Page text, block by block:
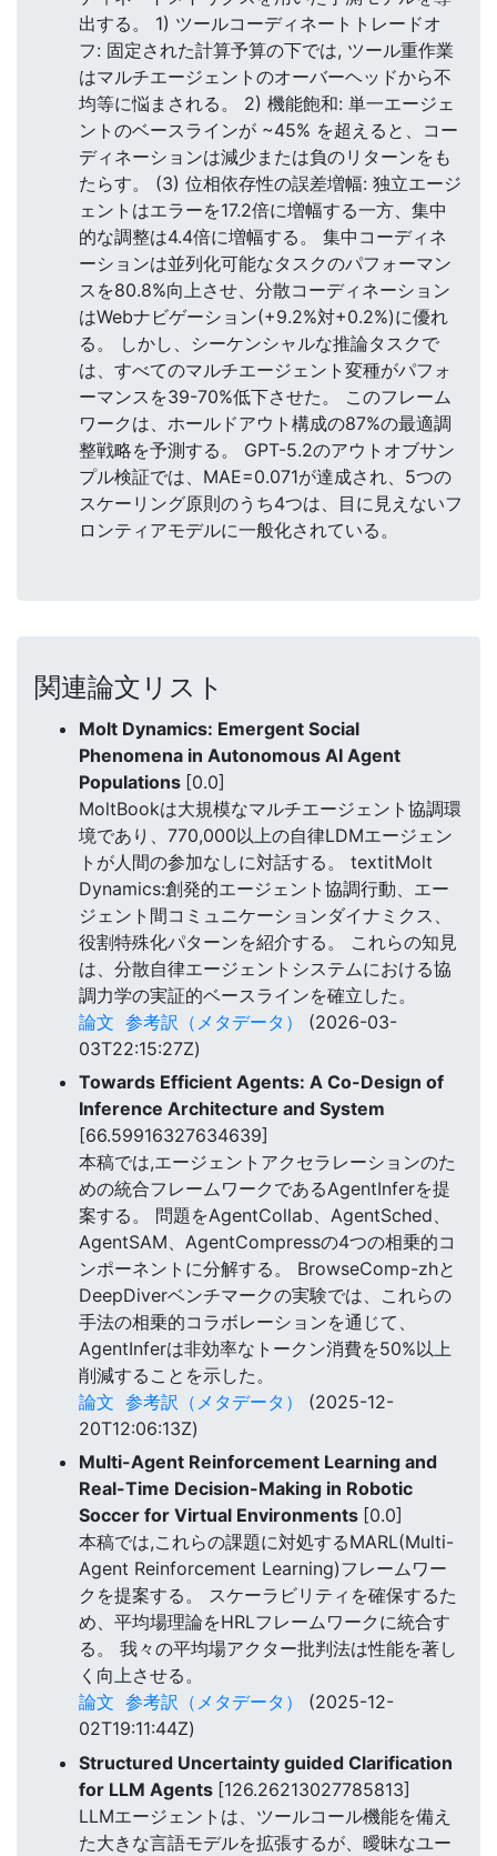
出する。 1) ツールコーディネートトレードオ
フ: 固定された計算予算の下では, ツール重作業
はマルチエージェントのオーバーヘッドから不
均等に悩まされる。 2) 機能飽和: 単一エージェ
ントのベースラインが ~45% を超えると、コー
ディネーションは減少または負のリターンをも
たらす。 (3) 位相依存性の誤差増幅: 独立エージ
ェントはエラーを17.2倍に増幅する一方、集中
的な調整は4.4倍に増幅する。 集中コーディネ
ーションは並列化可能なタスクのパフォーマン
スを80.8%向上させ、分散コーディネーション
はWebナビゲーション(+9.2%対+0.2%)に優れ
る。 しかし、シーケンシャルな推論タスクで
は、すべてのマルチエージェント変種がパフォ
ーマンスを39-70%低下させた。 このフレーム
ワークは、ホールドアウト構成の87%の最適調
整戦略を予測する。 GPT-5.2のアウトオブサン
プル検証では、MAE=0.071が達成され、5つの
スケーリング原則のうち4つは、目に見えないフ
ロンティアモデルに一般化されている。
関連論文リスト
Molt Dynamics: Emergent Social
Phenomena in Autonomous AI Agent
Populations [0.0]
MoltBookは大規模なマルチエージェント協調環
境であり、770,000以上の自律LDMエージェン
トが人間の参加なしに対話する。 textitMolt
Dynamics:創発的エージェント協調行動、エー
ジェント間コミュニケーションダイナミクス、
役割特殊化パターンを紹介する。 これらの知見
は、分散自律エージェントシステムにおける協
調力学の実証的ベースラインを確立した。
論文 参考訳（メタデータ）
(2026-03-
03T22:15:27Z)
Towards Efficient Agents: A Co-Design of
Inference Architecture and System
[66.59916327634639]
本稿では,エージェントアクセラレーションのた
めの統合フレームワークであるAgentInferを提
案する。 問題をAgentCollab、AgentSched、
AgentSAM、AgentCompressの4つの相乗的コ
ンポーネントに分解する。 BrowseComp-zhと
DeepDiverベンチマークの実験では、これらの
手法の相乗的コラボレーションを通じて、
AgentInferは非効率なトークン消費を50%以上
削減することを示した。
論文 参考訳（メタデータ）
(2025-12-
20T12:06:13Z)
Multi-Agent Reinforcement Learning and
Real-Time Decision-Making in Robotic
Soccer for Virtual Environments [0.0]
本稿では,これらの課題に対処するMARL(Multi-
Agent Reinforcement Learning)フレームワー
クを提案する。 スケーラビリティを確保するた
め、平均場理論をHRLフレームワークに統合す
る。 我々の平均場アクター批判法は性能を著し
く向上させる。
論文 参考訳（メタデータ）
(2025-12-
02T19:11:44Z)
Structured Uncertainty guided Clarification
for LLM Agents [126.26213027785813]
LLMエージェントは、ツールコール機能を備え
た大きな言語モデルを拡張するが、曖昧なユー